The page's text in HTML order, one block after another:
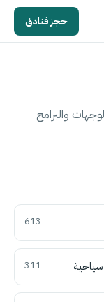
حجز فنادق
والبرامج
613
311